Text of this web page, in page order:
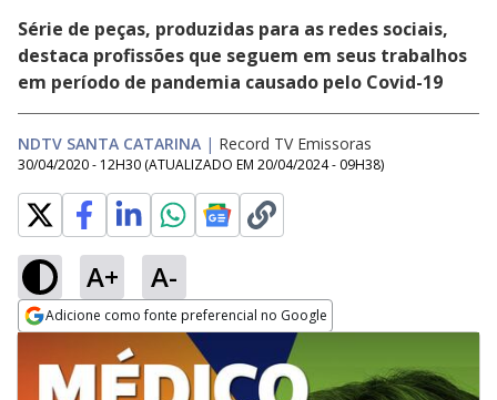
Série de peças, produzidas para as redes sociais,
destaca profissões que seguem em seus trabalhos
em período de pandemia causado pelo Covid-19
NDTV SANTA CATARINA | Record TV Emissoras
30/04/2020 - 12H30 (ATUALIZADO EM 20/04/2024 - 09H38)
A+ A-
Adicione como fonte preferencial no Google
Opens in new window